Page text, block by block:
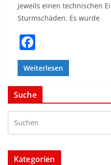
jeweils einen technischen
Sturmschäden. Es wurde
a
c
e
b
o
o
k
Weiterlesen
Suche
Kategorien